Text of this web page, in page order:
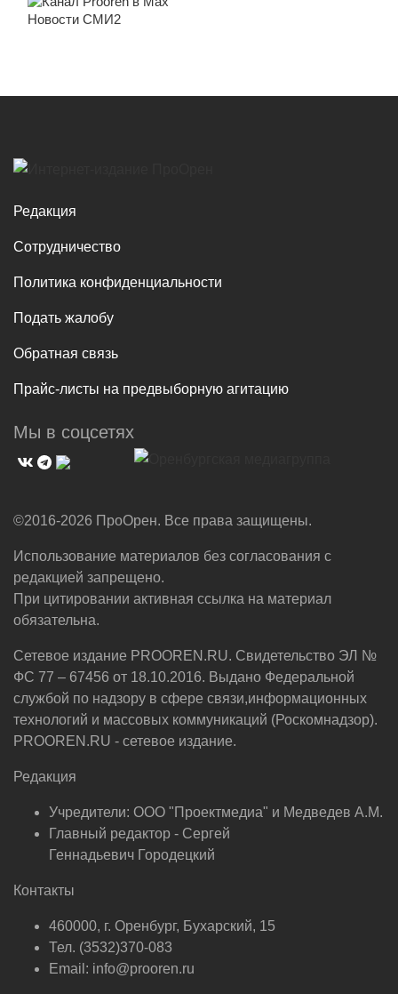
Новости СМИ2
Редакция
Сотрудничество
Политика конфиденциальности
Подать жалобу
Обратная связь
Прайс-листы на предвыборную агитацию
Мы в соцсетях
©2016-2026 ПроОрен. Все права защищены.
Использование материалов без согласования с
редакцией запрещено.
При цитировании активная ссылка на материал
обязательна.
Сетевое издание PROOREN.RU. Свидетельство ЭЛ №
ФС 77 – 67456 от 18.10.2016. Выдано Федеральной
службой по надзору в сфере связи,информационных
технологий и массовых коммуникаций (Роскомнадзор).
PROOREN.RU - сетевое издание.
Редакция
Учредители: ООО "Проектмедиа" и Медведев А.М.
Главный редактор - Сергей
Геннадьевич Городецкий
Контакты
460000, г. Оренбург, Бухарский, 15
Тел. (3532)370-083
Email: info@prooren.ru